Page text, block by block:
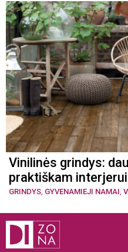
Vinilinės grindys:
praktiškam interjerui
GRINDYS, GYVENAMIEJI NAMAI,